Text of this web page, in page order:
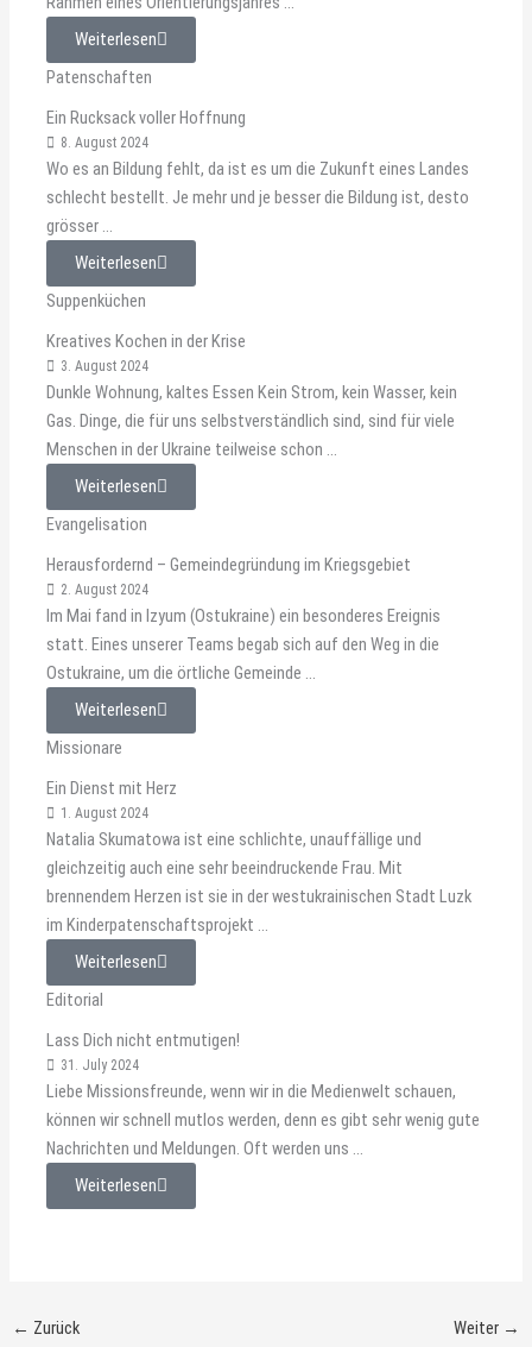
Weiterlesen
Patenschaften
Ein Rucksack voller Hoffnung
8. August 2024
Wo es an Bildung fehlt, da ist es um die Zukunft eines Landes
schlecht bestellt. Je mehr und je besser die Bildung ist, desto
grösser ...
Weiterlesen
Suppenküchen
Kreatives Kochen in der Krise
3. August 2024
Dunkle Wohnung, kaltes Essen Kein Strom, kein Wasser, kein
Gas. Dinge, die für uns selbstverständlich sind, sind für viele
Menschen in der Ukraine teilweise schon ...
Weiterlesen
Evangelisation
Herausfordernd – Gemeindegründung im Kriegsgebiet
2. August 2024
Im Mai fand in Izyum (Ostukraine) ein besonderes Ereignis
statt. Eines unserer Teams begab sich auf den Weg in die
Ostukraine, um die örtliche Gemeinde ...
Weiterlesen
Missionare
Ein Dienst mit Herz
1. August 2024
Natalia Skumatowa ist eine schlichte, unauffällige und
gleichzeitig auch eine sehr beeindruckende Frau. Mit
brennendem Herzen ist sie in der westukrainischen Stadt Luzk
im Kinderpatenschaftsprojekt ...
Weiterlesen
Editorial
Lass Dich nicht entmutigen!
31. July 2024
Liebe Missionsfreunde, wenn wir in die Medienwelt schauen,
können wir schnell mutlos werden, denn es gibt sehr wenig gute
Nachrichten und Meldungen. Oft werden uns ...
Weiterlesen
← Zurück Weiter →